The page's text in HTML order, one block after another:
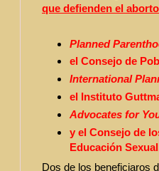
que defienden el aborto
Planned
el Consejo de
International
el Instituto
Advocates for
y el Consejo de
Educación
Dos de los beneficiaros